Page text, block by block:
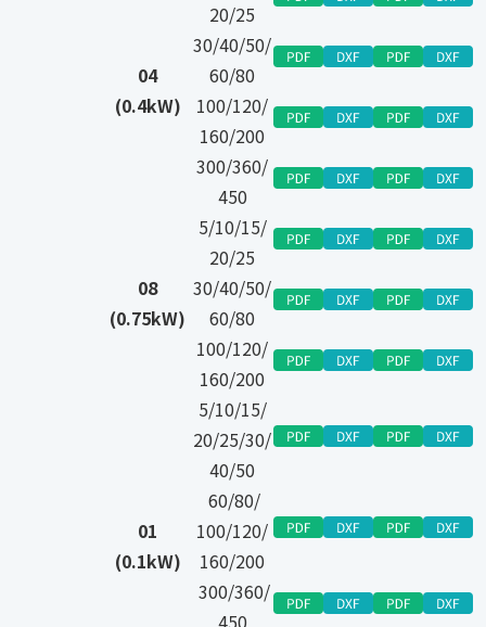
04
(0.4kW)
20/25
30/40/50/
60/80
100/120/
160/200
300/360/
450
08
(0.75kW)
5/10/15/
20/25
30/40/50/
60/80
100/120/
160/200
01
(0.1kW)
5/10/15/
20/25/30/
40/50
60/80/
100/120/
160/200
300/360/